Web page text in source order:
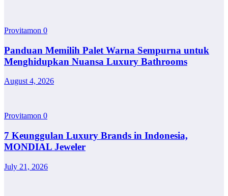
Provitamon 0
Panduan Memilih Palet Warna Sempurna untuk
Menghidupkan Nuansa Luxury Bathrooms
August 4, 2026
Provitamon 0
7 Keunggulan Luxury Brands in Indonesia,
MONDIAL Jeweler
July 21, 2026